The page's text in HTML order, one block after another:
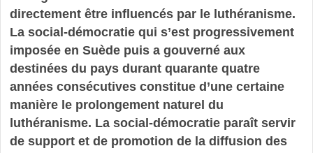
directement être influencés par le luthéranisme.
La social-démocratie qui s’est progressivement
imposée en Suède puis a gouverné aux
destinées du pays durant quarante quatre
années consécutives constitue d’une certaine
manière le prolongement naturel du
luthéranisme. La social-démocratie paraît servir
de support et de promotion de la diffusion des